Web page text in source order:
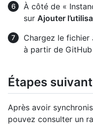
À côté de «
sur Ajouter
Chargez le fichier
à partir de
Étapes
Après avoir
pouvez consulter un